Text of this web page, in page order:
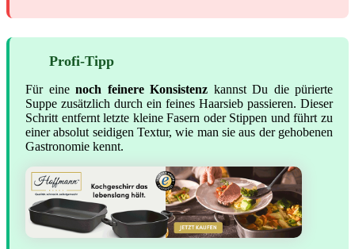
Profi-Tipp
Für eine noch feinere Konsistenz kannst Du die pürierte
Suppe zusätzlich durch ein feines Haarsieb passieren. Dieser
Schritt entfernt letzte kleine Fasern oder Stippen und führt zu
einer absolut seidigen Textur, wie man sie aus der gehobenen
Gastronomie kennt.